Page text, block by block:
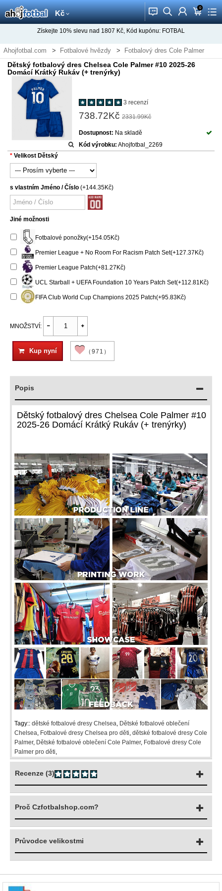
Kč 󰂱 󰂨 󰃳 0
󰃦 󰃖
Získejte 10% slevu nad 1807 Kč, Kód kupónu: FOTBAL
Ahojfotbal.com Fotbalové hvězdy Fotbalový dres Cole Palmer
Dětský fotbalový dres Chelsea Cole Palmer #10 2025-26
Domácí Krátký Rukáv (+ trenýrky)
3 recenzí
738.72Kč 2331.99Kč
Dostupnost: Na skladě
Kód výrobku: Ahojfotbal_2269
Velikost Dětský
s vlastním Jméno / Číslo (+144.35Kč)
Jiné možnosti
Fotbalové ponožky(+154.05Kč)
Premier League + No Room For Racism Patch Set(+127.37Kč)
Premier League Patch(+81.27Kč)
UCL Starball + UEFA Foundation 10 Years Patch Set(+112.81Kč)
FIFA Club World Cup Champions 2025 Patch(+95.83Kč)
MNOŽSTVÍ:
Kup nyní （971）
Popis
Dětský fotbalový dres Chelsea Cole Palmer #10
2025-26 Domácí Krátký Rukáv (+ trenýrky)
Tagy:: dětské fotbalové dresy Chelsea Dětské fotbalové oblečení
Chelsea Fotbalové dresy Chelsea pro děti dětské fotbalové dresy Cole
Palmer, Dětské fotbalové oblečení Cole Palmer, Fotbalové dresy Cole
Palmer pro děti
Recenze (3)
Proč Czfotbalshop.com?
Průvodce velikostmi